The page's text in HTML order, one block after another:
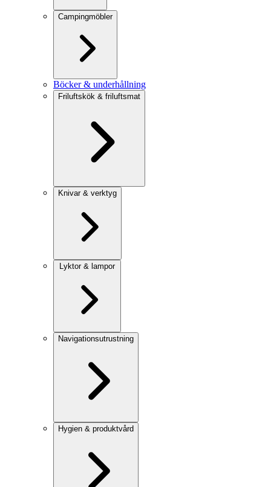
Campingmöbler
Böcker & underhållning
Friluftskök & friluftsmat
Knivar & verktyg
Lyktor & lampor
Navigationsutrustning
Hygien & produktvård